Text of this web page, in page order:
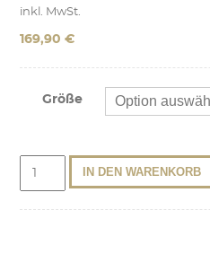
inkl. MwSt.
169,90€
Größe
IN DEN WARENKORB